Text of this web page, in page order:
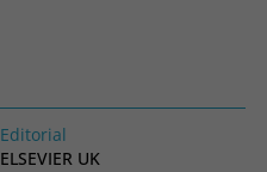
Editorial
ELSEVIER UK